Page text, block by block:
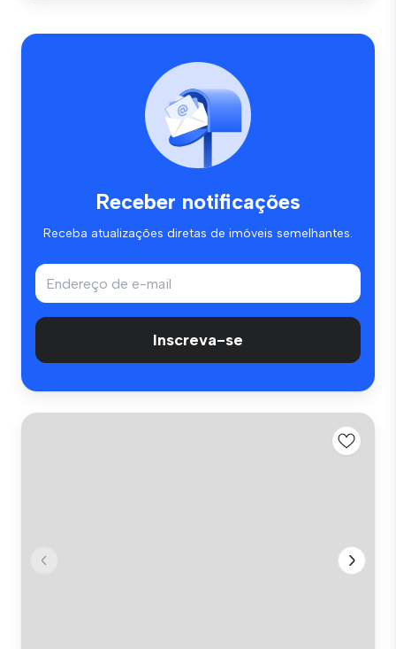
Receber notificações
Receba atualizações diretas de imóveis semelhantes.
Inscreva-se